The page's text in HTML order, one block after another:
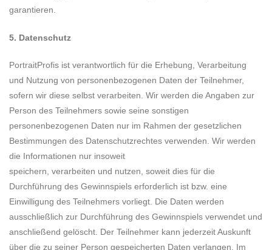
garantieren.
5. Datenschutz
PortraitProfis ist verantwortlich für die Erhebung, Verarbeitung
und Nutzung von personenbezogenen Daten der Teilnehmer,
sofern wir diese selbst verarbeiten. Wir werden die Angaben zur
Person des Teilnehmers sowie seine sonstigen
personenbezogenen Daten nur im Rahmen der gesetzlichen
Bestimmungen des Datenschutzrechtes verwenden. Wir werden
die Informationen nur insoweit
speichern, verarbeiten und nutzen, soweit dies für die
Durchführung des Gewinnspiels erforderlich ist bzw. eine
Einwilligung des Teilnehmers vorliegt. Die Daten werden
ausschließlich zur Durchführung des Gewinnspiels verwendet und
anschließend gelöscht. Der Teilnehmer kann jederzeit Auskunft
über die zu seiner Person gespeicherten Daten verlangen. Im